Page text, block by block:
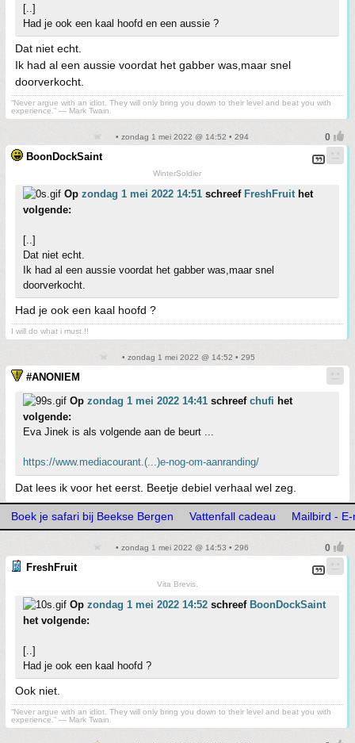
[..]
Had je ook een kaal hoofd en een aussie ?
Dat niet echt.
Ik had al een aussie voordat het gabber was,maar snel
doorverkocht.
“Never argue with an idiot. They will only bring you down to their level and beat you with
experience.” ― Mark Twain.
• zondag 1 mei 2022 @ 14:52 • 294
BoonDockSaint
WinterSoldier
Op zondag 1 mei 2022 14:51 schreef FreshFruithet
volgende:
[..]
Dat niet echt.
Ik had al een aussie voordat het gabber was,maar snel
doorverkocht.
Had je ook een kaal hoofd ?
I will do what i must !!
• zondag 1 mei 2022 @ 14:52 • 295
#ANONIEM
Op zondag 1 mei 2022 14:41 schreef chufi het
volgende:
Eva Jinek is als volgende aan de beurt ...
https://www.mediacourant.(...)e-nog-om-aanranding/
Dat lees ik voor het eerst. Beetje debiel verhaal wel zeg.
Boek je safari bij Beekse Bergen Vattenfall cadeau Mailbird -
• zondag 1 mei 2022 @ 14:53 • 296
FreshFruit
Vita Brevis.
Op zondag 1 mei 2022 14:52 schreef BoonDockSaint
het volgende:
[..]
Had je ook een kaal hoofd ?
Ook niet.
“Never argue with an idiot. They will only bring you down to their level and beat you with
experience.” ― Mark Twain.